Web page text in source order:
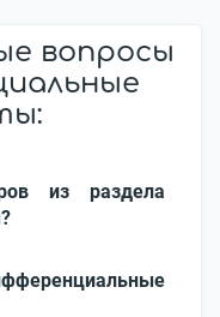
вопросы
из раздела